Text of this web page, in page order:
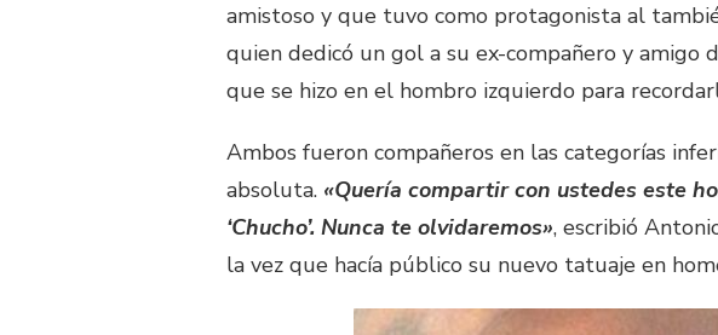
amistoso y que tuvo como protagonista al
quien dedicó un gol a su ex-compañero y amigo
que se hizo en el hombro izquierdo para
Ambos fueron compañeros en las categorías
absoluta. «Quería compartir con ustedes este
‘Chucho’. Nunca te olvidaremos», escribió
la vez que hacía público su nuevo tatuaje en